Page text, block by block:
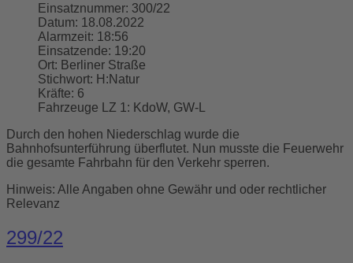
Einsatznummer: 300/22
Datum: 18.08.2022
Alarmzeit: 18:56
Einsatzende: 19:20
Ort: Berliner Straße
Stichwort: H:Natur
Kräfte: 6
Fahrzeuge LZ 1: KdoW, GW-L
Durch den hohen Niederschlag wurde die
Bahnhofsunterführung überflutet. Nun musste die Feuerwehr
die gesamte Fahrbahn für den Verkehr sperren.
Hinweis: Alle Angaben ohne Gewähr und oder rechtlicher
Relevanz
299/22